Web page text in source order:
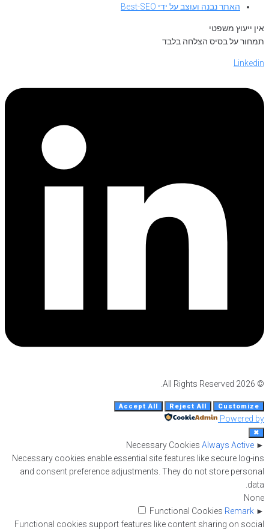
האתר נבנה ועוצב על ידי Best-SEO
אין ייעוץ משפטי
תמחור על בסיס הצלחה בלבד
Linkedin
© 2026 All Rights Reserved.
Customize
Reject All
Accept All
Powered by
✖
►
Necessary Cookies Always Active
Necessary cookies enable essential site features like secure log-ins
and consent preference adjustments. They do not store personal
data.
None
►
Functional Cookies Remark
Functional cookies support features like content sharing on social